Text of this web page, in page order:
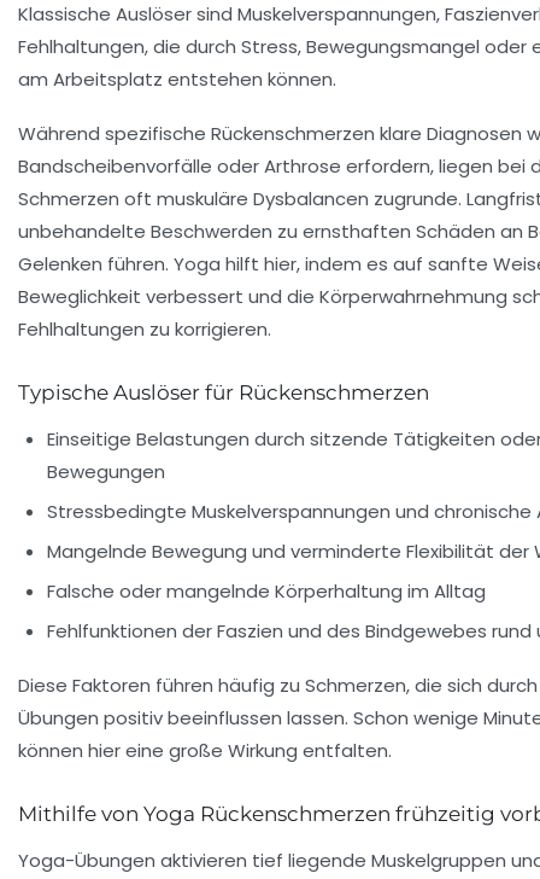
Klassische Auslöser sind Muskelverspannungen,
Fehlhaltungen, die durch Stress, Bewegungsmangel oder
am Arbeitsplatz entstehen können.
Während spezifische Rückenschmerzen klare Diagnosen
Bandscheibenvorfälle oder Arthrose erfordern, liegen bei
Schmerzen oft muskuläre Dysbalancen zugrunde.
unbehandelte Beschwerden zu ernsthaften Schäden an
Gelenken führen. Yoga hilft hier, indem es auf sanfte
Beweglichkeit verbessert und die Körperwahrnehmung
Fehlhaltungen zu korrigieren.
Typische Auslöser für Rückenschmerzen
Einseitige Belastungen durch sitzende Tätigkeiten
Bewegungen
Stressbedingte Muskelverspannungen und chronische
Mangelnde Bewegung und verminderte Flexibilität der
Falsche oder mangelnde Körperhaltung im Alltag
Fehlfunktionen der Faszien und des Bindgewebes rund
Diese Faktoren führen häufig zu Schmerzen, die sich
Übungen positiv beeinflussen lassen. Schon wenige
können hier eine große Wirkung entfalten.
Mithilfe von Yoga Rückenschmerzen frühzeitig
Yoga-Übungen aktivieren tief liegende Muskelgruppen